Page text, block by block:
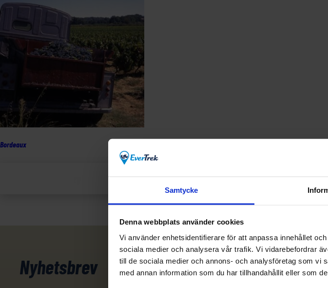
Samtycke
Denna webbplats använder cookies
Vi använder enhetsidentifierare för att anpassa innehållet
sociala medier och analysera vår trafik. Vi vidarebefordrar
till de sociala medier och annons- och analysföretag som vi
med annan information som du har tillhandahållit eller som
Bordeaux
Nyhetsbrev